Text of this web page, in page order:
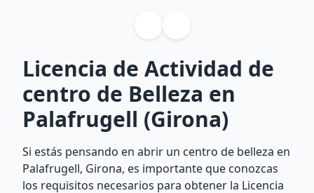
Licencia de Actividad de
centro de Belleza en
Palafrugell (Girona)
Si estás pensando en abrir un centro de belleza en
Palafrugell, Girona, es importante que conozcas
los requisitos necesarios para obtener la Licencia